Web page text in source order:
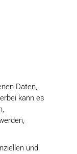
Daten,
kann es
und